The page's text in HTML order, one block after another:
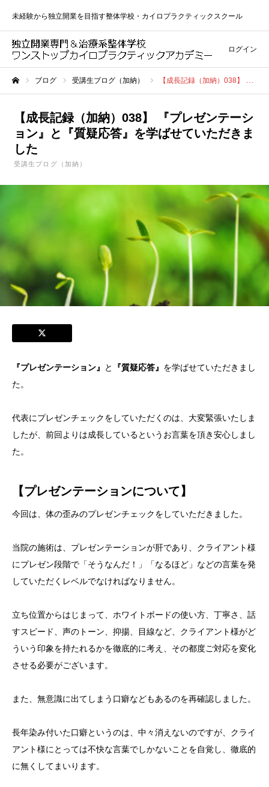
未経験から独立開業を目指す整体学校・カイロプラクティックスクール
ログイン
ブログ 受講生ブログ（加納） 【成長記録（加納）038】 『プレゼンテーション』と『質疑応答』を学ばせていただきました
【成長記録（加納）038】 『プレゼンテーシ
ョン』と『質疑応答』を学ばせていただきま
した
受講生ブログ（加納）
『プレゼンテーション』 と 『質疑応答』 を学ばせていただきまし
た。
代表にプレゼンチェックをしていただくのは、大変緊張いたしま
したが、前回よりは成長しているというお言葉を頂き安心しまし
た。
【プレゼンテーションについて】
今回は、体の歪みのプレゼンチェックをしていただきました。
当院の施術は、プレゼンテーションが肝であり、クライアント様
にプレゼン段階で「そうなんだ！」「なるほど」などの言葉を発
していただくレベルでなければなりません。
立ち位置からはじまって、ホワイトボードの使い方、丁寧さ、話
すスピード、声のトーン、抑揚、目線など、クライアント様がど
ういう印象を持たれるかを徹底的に考え、その都度ご対応を変化
させる必要がございます。
また、無意識に出てしまう口癖などもあるのを再確認しました。
長年染み付いた口癖というのは、中々消えないのですが、クライ
アント様にとっては不快な言葉でしかないことを自覚し、徹底的
に無くしてまいります。